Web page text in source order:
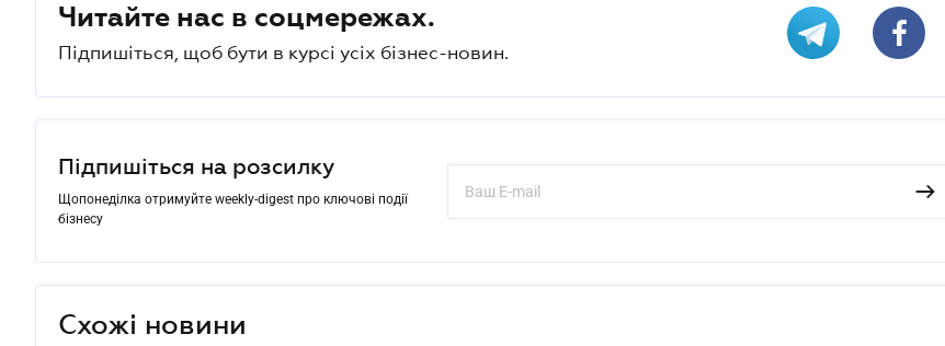
Читайте нас в соцмережах.
Підпишіться, щоб бути в курсі усіх бізнес-новин.
Підпишіться на розсилку
Щопонеділка отримуйте weekly-digest про ключові події
бізнесу
Схожі новини